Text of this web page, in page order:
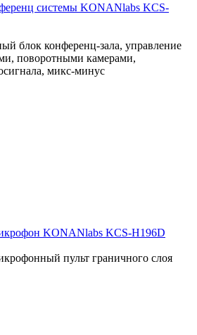
системы KONANlabs KCS-
блок конференц-зала, управление
поворотными камерами,
микс-минус
KONANlabs KCS-H196D
пульт граничного слоя